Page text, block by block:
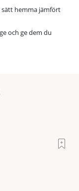
sätt hemma jämfört
och ge dem du